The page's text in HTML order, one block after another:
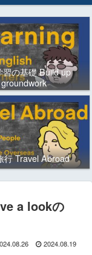
習の基礎 Build up
groundwork
行 Travel Abroad
a lookの
2024.08.19